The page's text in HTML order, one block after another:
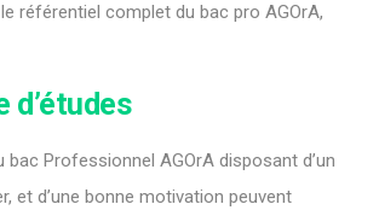
référentiel complet du bac pro AGOrA,
d’études
bac Professionnel AGOrA disposant d’un
et d’une bonne motivation peuvent